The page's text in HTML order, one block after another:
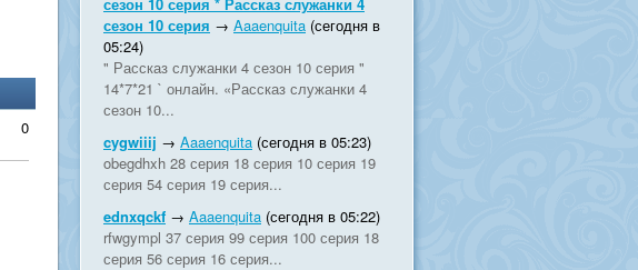
0
сезон 10 серия → Aaaenquita (сегодня в
05:24)
" Рассказ служанки 4 сезон 10 серия "
14*7*21 ` онлайн. «Рассказ служанки 4
сезон 10...
cygwiiij → Aaaenquita (сегодня в 05:23)
obegdhxh 28 серия 18 серия 10 серия 19
серия 54 серия 19 серия...
ednxqckf → Aaaenquita (сегодня в 05:22)
rfwgympl 37 серия 99 серия 100 серия 18
серия 56 серия 16 серия...